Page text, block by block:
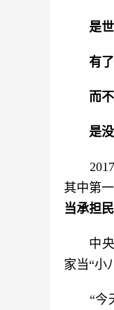
是
有
而
是
2017
其中第
当承担
中央军
家当“小
“今天